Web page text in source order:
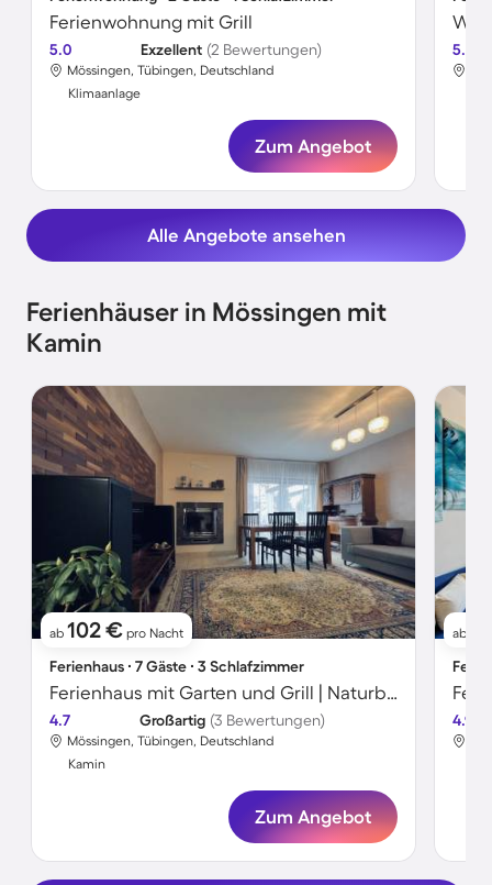
Ferienwohnung mit Grill
5.0 Exzellent (2 Bewertungen)
Mössingen, Tübingen, Deutschland
Klimaanlage
Zum Angebot
5.0
Alle Angebote ansehen
Ferienhäuser in Mössingen mit
Kamin
ab 102 € pro Nacht
Ferienhaus ∙ 7 Gäste ∙ 3 Schlafzimmer
Ferienhaus mit Garten und Grill | Naturblick
4.7 Großartig (3 Bewertungen)
Mössingen, Tübingen, Deutschland
Kamin
Zum Angebot
ab
4.9